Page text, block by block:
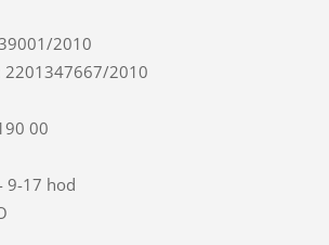
2010
2201347667/2010
00
9-17 hod